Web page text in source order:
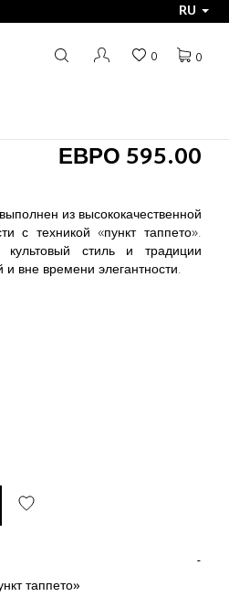
RU
0
0
ЕВРО 595.00
из высококачественной
с техникой «пункт таппето».
стиль и традиции
вне времени элегантности.
таппето»